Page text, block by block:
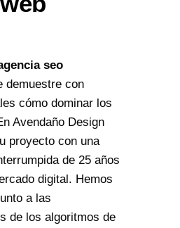
seo
demuestre con
cómo dominar los
Avendaño Design
proyecto con una
de 25 años
digital. Hemos
a las
de los algoritmos de